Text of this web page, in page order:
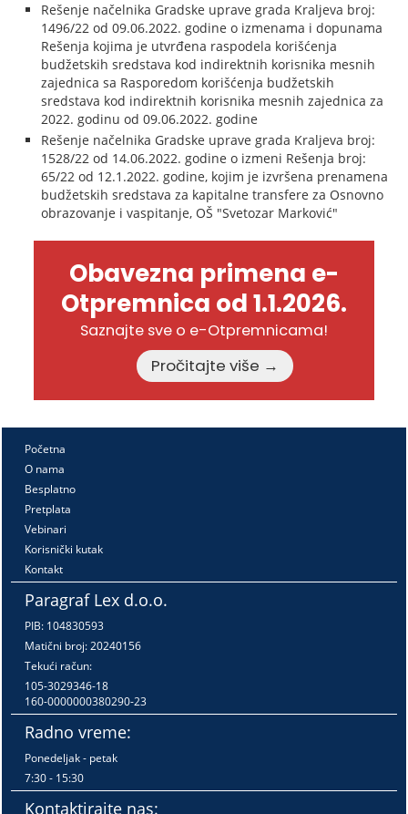
Rešenje načelnika Gradske uprave grada Kraljeva broj:
1496/22 od 09.06.2022. godine o izmenama i dopunama
Rešenja kojima je utvrđena raspodela korišćenja
budžetskih sredstava kod indirektnih korisnika mesnih
zajednica sa Rasporedom korišćenja budžetskih
sredstava kod indirektnih korisnika mesnih zajednica za
2022. godinu od 09.06.2022. godine
Rešenje načelnika Gradske uprave grada Kraljeva broj:
1528/22 od 14.06.2022. godine o izmeni Rešenja broj:
65/22 od 12.1.2022. godine, kojim je izvršena prenamena
budžetskih sredstava za kapitalne transfere za Osnovno
obrazovanje i vaspitanje, OŠ "Svetozar Marković"
Obavezna primena e-
Otpremnica od 1.1.2026.
Saznajte sve o e-Otpremnicama!
Pročitajte više →
Početna
O nama
Besplatno
Pretplata
Vebinari
Korisnički kutak
Kontakt
Paragraf Lex d.o.o.
PIB: 104830593
Matični broj: 20240156
Tekući račun:
105-3029346-18
160-0000000380290-23
Radno vreme:
Ponedeljak - petak
7:30 - 15:30
Kontaktirajte nas: